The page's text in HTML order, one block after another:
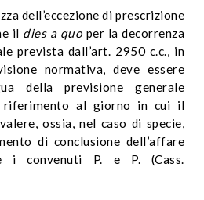
dell’eccezione di prescrizione
il dies a quo per la decorrenza
prevista dall’art. 2950 c.c., in
normativa, deve essere
della previsione generale
riferimento al giorno in cui il
ossia, nel caso di specie,
di conclusione dell’affare
convenuti P. e P. (Cass.